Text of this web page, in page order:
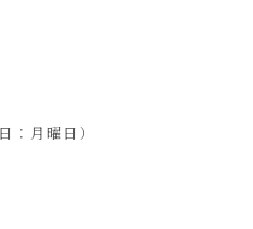
：月曜日）